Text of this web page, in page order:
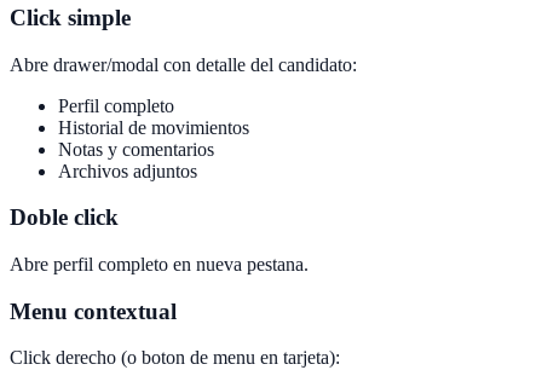
Click simple
Abre drawer/modal con detalle del candidato:
Perfil completo
Historial de movimientos
Notas y comentarios
Archivos adjuntos
Doble click
Abre perfil completo en nueva pestana.
Menu contextual
Click derecho (o boton de menu en tarjeta):